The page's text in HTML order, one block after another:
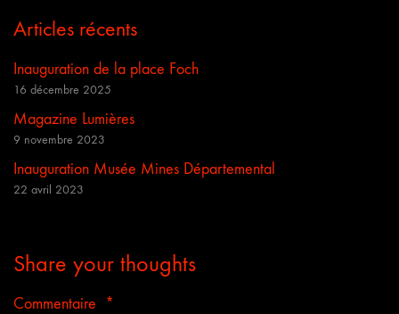
Articles récents
Inauguration de la place Foch
16 décembre 2025
Magazine Lumières
9 novembre 2023
Inauguration Musée Mines Départemental
22 avril 2023
Share your thoughts
Commentaire *